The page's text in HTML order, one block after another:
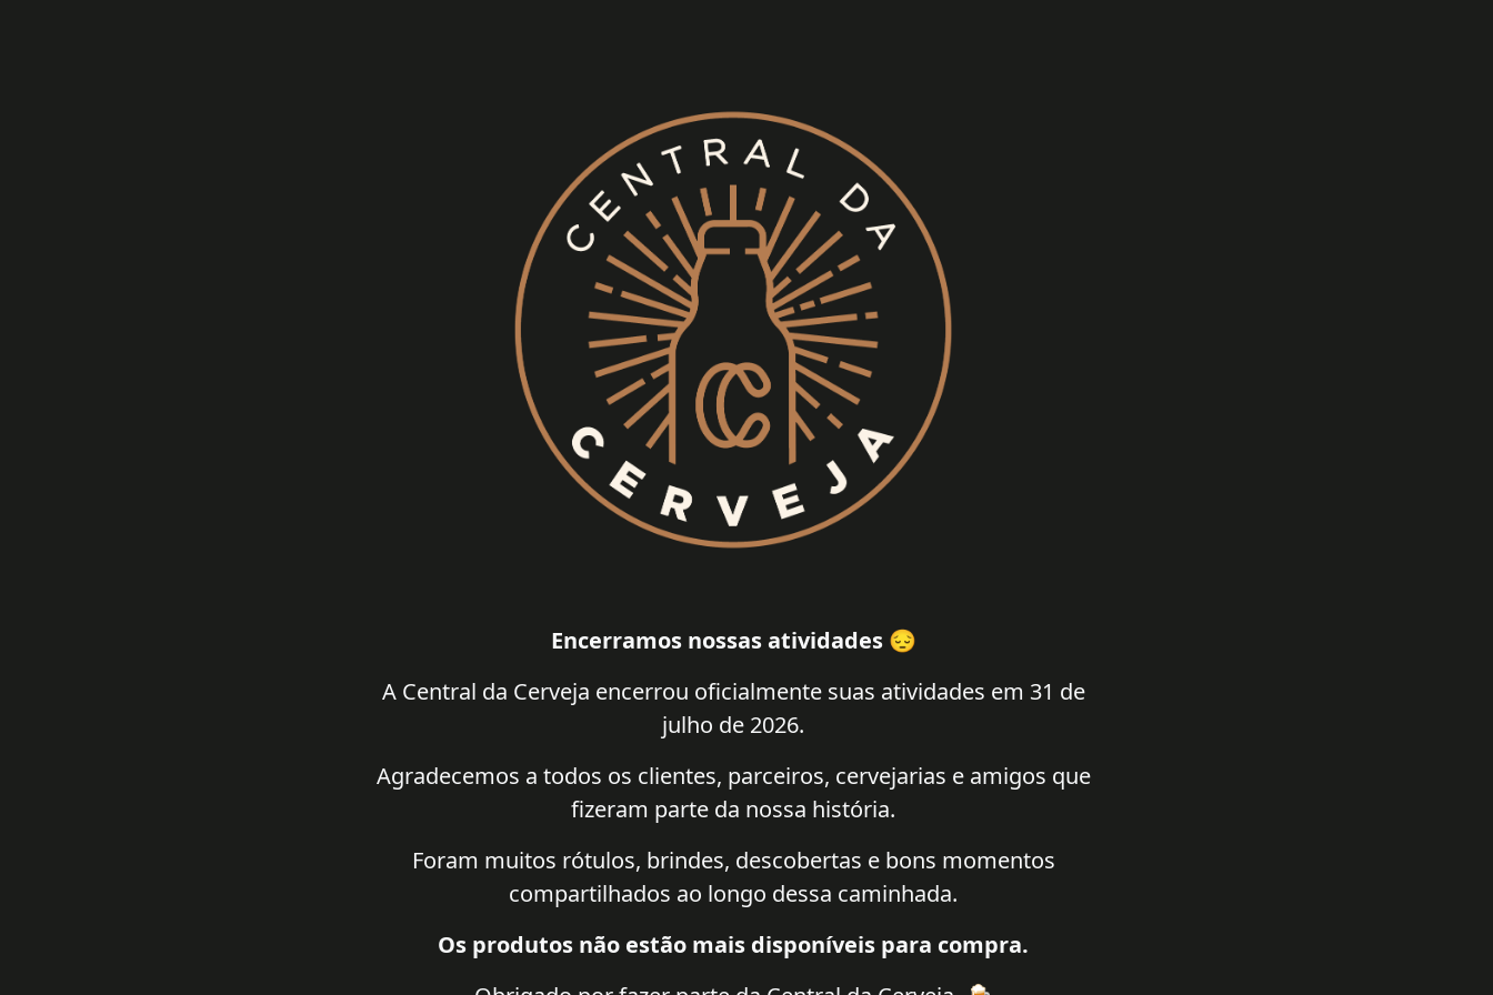
Encerramos nossas atividades 😔
A Central da Cerveja encerrou oficialmente suas atividades em 31 de
julho de 2026.
Agradecemos a todos os clientes, parceiros, cervejarias e amigos que
fizeram parte da nossa história.
Foram muitos rótulos, brindes, descobertas e bons momentos
compartilhados ao longo dessa caminhada.
Os produtos não estão mais disponíveis para compra.